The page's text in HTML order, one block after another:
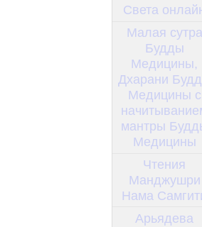
Света
Малая сутра
Будды
Медицины,
Дхарани
Медицины с
мантры
Медицины
Чтения
Манджушри
Нама
Арьядева